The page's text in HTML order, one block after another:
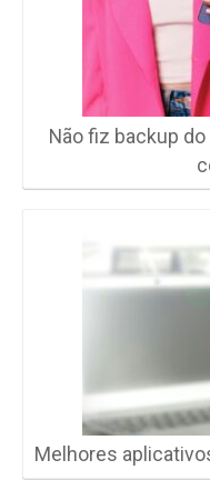
Não fiz backup
Melhores